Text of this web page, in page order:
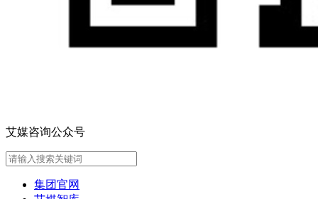
艾媒咨询公众号
集团官网